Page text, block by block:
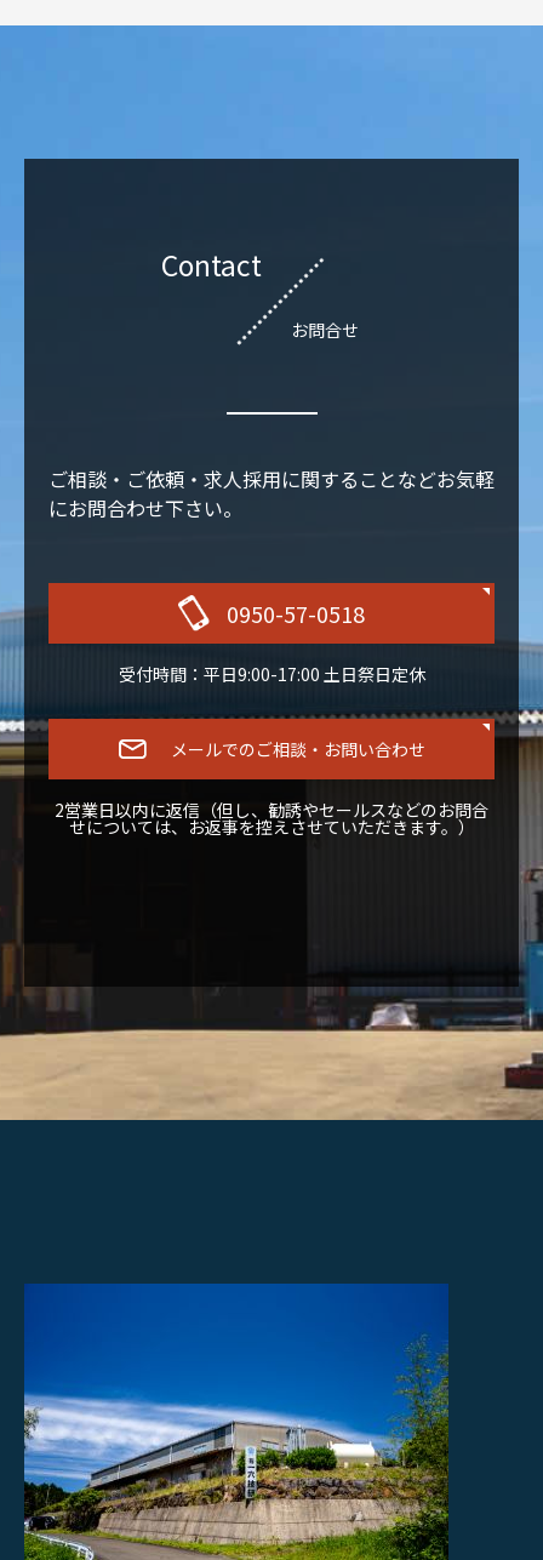
Contact
お問合せ
ご相談・ご依頼・求人採用に関することなどお気軽
にお問合わせ下さい。
0950-57-0518
受付時間：平日9:00-17:00 土日祭日定休
メールでのご相談・お問い合わせ
2営業日以内に返信（但し、勧誘やセールスなどのお問合
せについては、お返事を控えさせていただきます。）